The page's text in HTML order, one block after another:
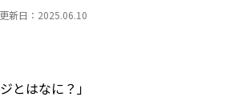
新日： 2025.06.10
とはなに？」